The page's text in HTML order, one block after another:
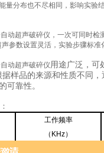
量分布也不尽相同，影响实
动超声破碎仪，一次可同时检
参数设置灵活，实验步骤标准
动超声破碎仪 用途广泛，可
样品的来源和性质不同
可靠性。
工作频率
（ KHz）